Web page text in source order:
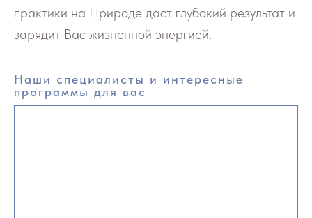
практики на Природе даст глубокий результат и
зарядит Вас жизненной энергией.
Наши специалисты и интересные
программы для вас